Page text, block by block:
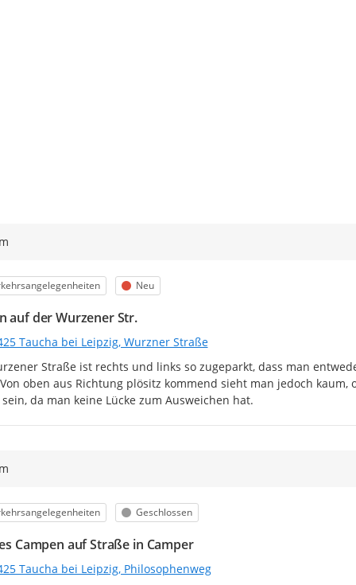
Status
Neu
auf der Wurzener Str.
Taucha bei Leipzig, Wurzner Straße
Straße ist rechts und links so zugeparkt, dass man
oben aus Richtung plösitz kommend sieht man jedoch
da man keine Lücke zum Ausweichen hat.
Status
Geschlossen
Campen auf Straße in Camper
Taucha bei Leipzig, Philosophenweg